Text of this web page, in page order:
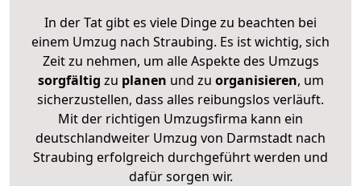
In der Tat gibt es viele Dinge zu beachten bei
einem Umzug nach Straubing. Es ist wichtig, sich
Zeit zu nehmen, um alle Aspekte des Umzugs
sorgfältig zu planen und zu organisieren, um
sicherzustellen, dass alles reibungslos verläuft.
Mit der richtigen Umzugsfirma kann ein
deutschlandweiter Umzug von Darmstadt nach
Straubing erfolgreich durchgeführt werden und
dafür sorgen wir.